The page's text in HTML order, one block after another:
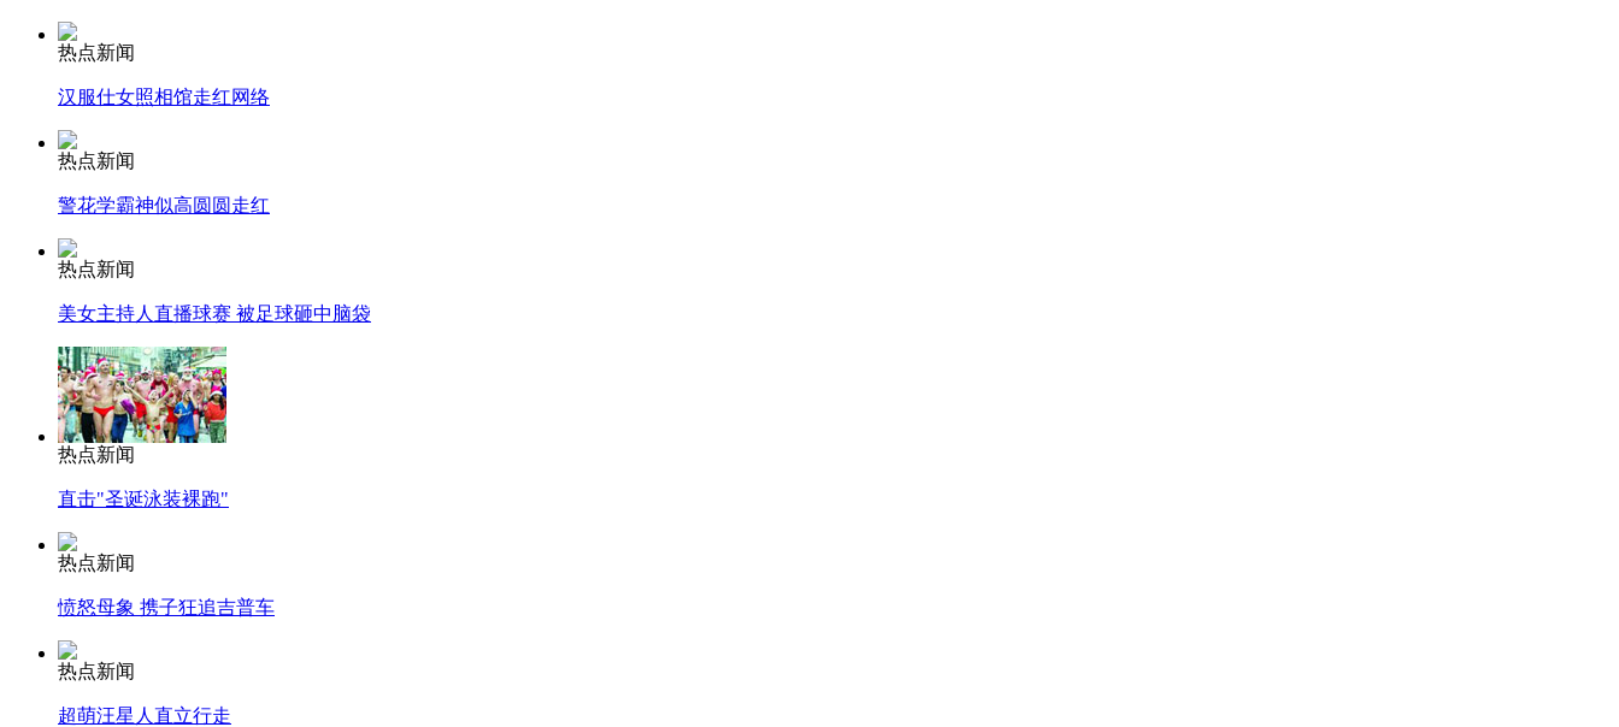
消防员救轻生者
纽约上演“枕头大战”
司机酒驾遇交警 急速倒车逃窜
热点新闻
汉服仕女照相馆走红网络
热点新闻
警花学霸神似高圆圆走红
热点新闻
美女主持人直播球赛 被足球砸中脑袋
热点新闻
直击"圣诞泳装裸跑"
热点新闻
愤怒母象 携子狂追吉普车
热点新闻
超萌汪星人直立行走